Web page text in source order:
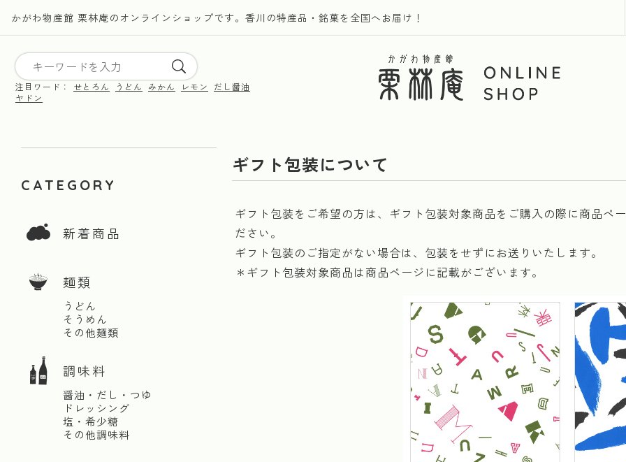
かがわ物産館 栗林庵のオンラインショップです。香川の特産品・銘菓を全国へお届け！
注目ワード： せとろん うどん みかん レモン
だし醤油
ヤドン
CATEGORY
新着商品
麺類
うどん
そうめん
その他麺類
調味料
醤油・だし・つゆ
ドレッシング
塩・希少糖
その他調味料
ギフト包装について
ギフト包装をご希望の方は、ギフト包装対象商品をご購入の際に商品ペ
ださい。
ギフト包装のご指定がない場合は、包装をせずにお送りいたします。
＊ギフト包装対象商品は商品ページに記載がございます。